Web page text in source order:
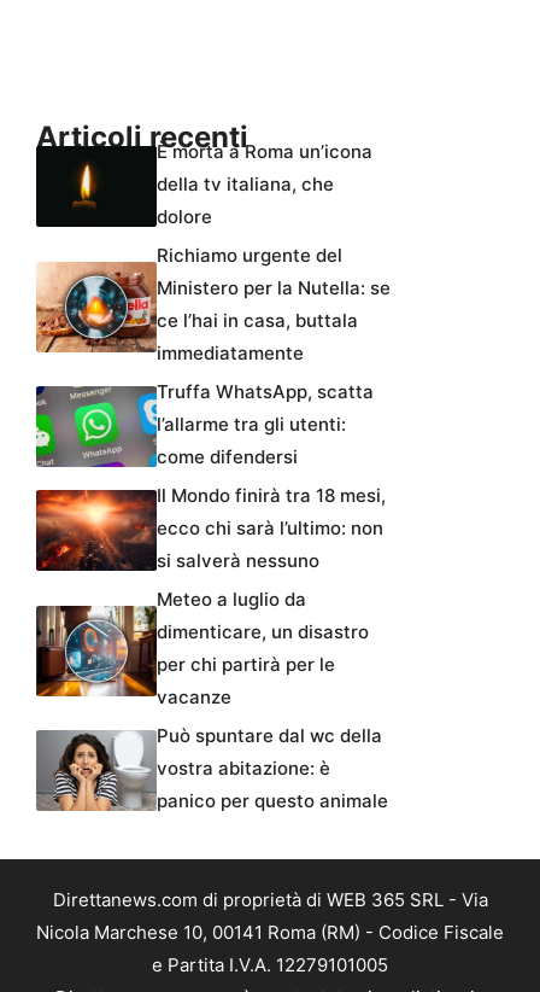
Articoli recentiÈ morta a Roma un’icona
della tv italiana, che
dolore
Richiamo urgente del
Ministero per la Nutella: se
ce l’hai in casa, buttala
immediatamente
Truffa WhatsApp, scatta
l’allarme tra gli utenti:
come difendersi
Il Mondo finirà tra 18 mesi,
ecco chi sarà l’ultimo: non
si salverà nessuno
Meteo a luglio da
dimenticare, un disastro
per chi partirà per le
vacanze
Può spuntare dal wc della
vostra abitazione: è
panico per questo animale
Direttanews.com di proprietà di WEB 365 SRL - Via
Nicola Marchese 10, 00141 Roma (RM) - Codice Fiscale
e Partita I.V.A. 12279101005